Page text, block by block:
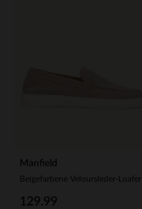
Manfield
Beigefarbene Veloursleder-Loafer
129.99